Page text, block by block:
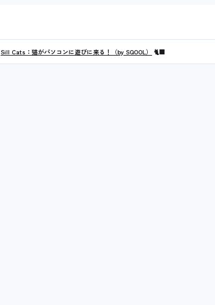
Sill Cats：猫がパソコンに遊びに来る！（by SQOOL） 🐈‍⬛